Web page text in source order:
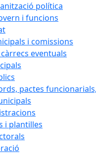
política
i funcions
i comissions
eventuals
pactes
i plantilles